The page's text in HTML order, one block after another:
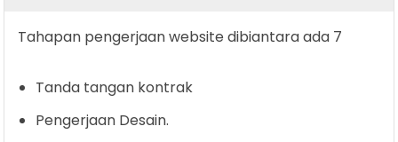
Tahapan pengerjaan website dibiantara ada 7
Tanda tangan kontrak
Pengerjaan Desain.